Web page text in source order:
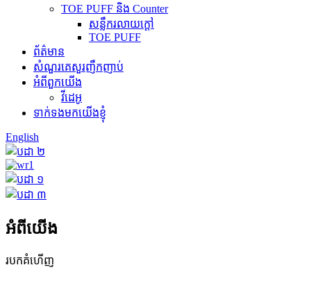
TOE PUFF និង Counter
សន្លឹករលាយក្តៅ
TOE PUFF
ព័ត៌មាន
សំណួរគេសួរញឹកញាប់
អំពីពួកយើង
វីដេអូ
ទាក់ទងមកយើងខ្ញុំ
English
អំពីយើង
របកគំហើញ